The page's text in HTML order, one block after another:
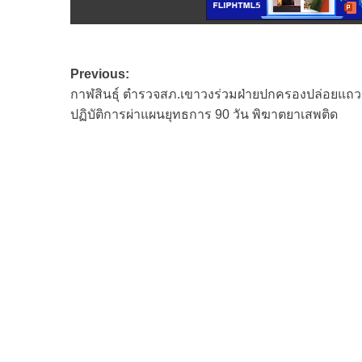
Post
navigation
Previous:
กาฬสินธุ์ ตำรวจสภ.เขาวงร่วมฝ่ายปกครองปล่อยแถว
ปฏิบัติการผ่าแผนยุทธการ 90 วัน พิฆาตยาเสพติด